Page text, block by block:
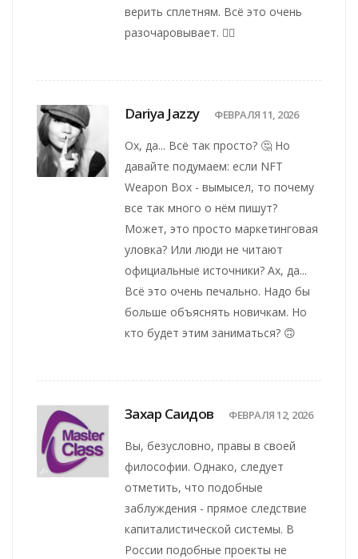
верить сплетням. Всё это очень
разочаровывает. 🤦‍♀️
Dariya Jazzy ФЕВРАЛЯ 11, 2026
Ох, да... Всё так просто? 🤔 Но
давайте подумаем: если NFT
Weapon Box - вымысел, то почему
все так много о нём пишут?
Может, это просто маркетинговая
уловка? Или люди не читают
официальные источники? Ах, да...
Всё это очень печально. Надо бы
больше объяснять новичкам. Но
кто будет этим заниматься? 🙃
Захар Саидов ФЕВРАЛЯ 12, 2026
Вы, безусловно, правы в своей
философии. Однако, следует
отметить, что подобные
заблуждения - прямое следствие
капиталистической системы. В
России подобные проекты не